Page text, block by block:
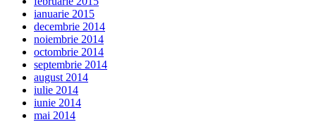
ianuarie 2015
decembrie 2014
noiembrie 2014
octombrie 2014
septembrie 2014
august 2014
iulie 2014
iunie 2014
mai 2014